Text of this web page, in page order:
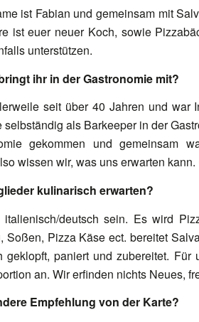
ist Fabian und gemeinsam mit
ist euer neuer Koch, sowie
unterstützen.
ihr in der Gastronomie mit?
seit über 40 Jahren und
als Barkeeper in der
gekommen und
wissen wir, was uns erwarten kann.
kulinarisch erwarten?
deutsch sein. Es wird
Soßen, Pizza Käse ect. bereitet
geklopft, paniert und zubereitet.
an. Wir erfinden nichts Neues,
Empfehlung von der Karte?